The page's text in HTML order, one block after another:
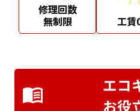
修理回数
無制限
工賃
エコ
お役